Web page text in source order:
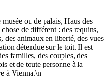
ou de palais, Haus des
de différent : des requins,
des animaux en liberté, des vues
détendue sur le toit. Il est
familles, des couples, des
et de toute personne à la
à Vienna.\n